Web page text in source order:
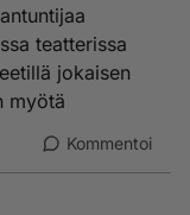
teatterissa
jokaisen
myötä
Kommentoi